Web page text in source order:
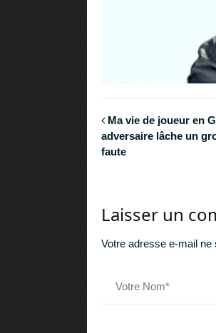
Ma vie de joueur en
adversaire lâche un
faute
Laisser un
Votre adresse e-mail ne